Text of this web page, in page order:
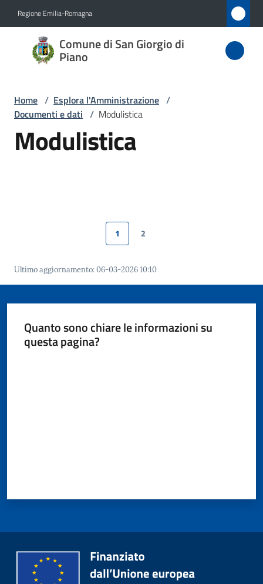
Regione Emilia-Romagna
Comune di San Giorgio di
Piano
Comune
di San
di Piano
Amministrazione
Giorgio
di
e
o
Home / Esplora l'Amministrazione /
Documenti e dati / Modulistica
Modulistica
Pagina precedente
Pagina
1 Pagina
2
Ultimo aggiornamento:06-03-2026 10:10
Quanto sono chiare le informazioni su
questa pagina?